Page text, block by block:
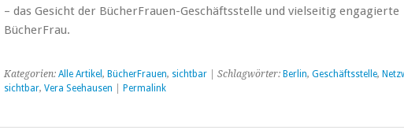
– das Gesicht der BücherFrauen-Geschäftsstelle und vielseitig engagierte
BücherFrau.
Kategorien: Alle Artikel , BücherFrauen, sichtbar| Schlagwörter: Berlin, Geschäftsstelle,
sichtbar, Vera Seehausen Permalink